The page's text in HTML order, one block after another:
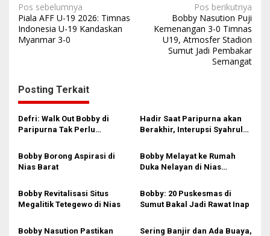
N
a
v
a
s
i
o
Pos sebelumnya
Piala AFF U-19 2026: Timnas
Indonesia U-19 Kandaskan
Myanmar 3-0
Pos berikutnya
Bobby Nasution Puji
Kemenangan 3-0 Timnas
U19, Atmosfer Stadion
Sumut Jadi Pembakar
Semangat
Posting Terkait
Defri: Walk Out Bobby di
Paripurna Tak Perlu
Kourum
Hadir Saat Paripurna akan
Berakhir, Interupsi Syahrul
Fraksi PDIP
Bobby Borong Aspirasi di
Nias Barat
Bobby Melayat ke Rumah
Duka Nelayan di Nias
Siapkan Kerja Anak
Almarhum
Bobby Revitalisasi Situs
Megalitik Tetegewo di Nias
Bobby: 20 Puskesmas di
Sumut Bakal Jadi Rawat Inap
Bobby Nasution Pastikan
Sering Banjir dan Ada Buaya,